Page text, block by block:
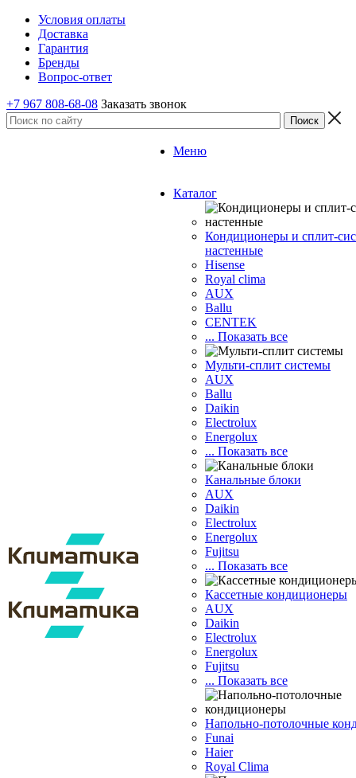
Условия оплаты
Доставка
Гарантия
Бренды
Вопрос-ответ
+7 967 808-68-08 Заказать звонок
Меню
Каталог
Кондиционеры и сплит-
настенные
Hisense
Royal clima
AUX
Ballu
CENTEK
... Показать все
Мульти-сплит системы
AUX
Ballu
Daikin
Electrolux
Energolux
... Показать все
Канальные блоки
AUX
Dаikin
Electrolux
Energolux
Fujitsu
... Показать все
Кассетные кондиционеры
AUX
Daikin
Electrolux
Energolux
Fujitsu
... Показать все
Напольно-потолочные
Funai
Haier
Royal Clima